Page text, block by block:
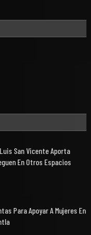
San Vicente Aporta
En Otros Espacios
Para Apoyar A Mujeres En